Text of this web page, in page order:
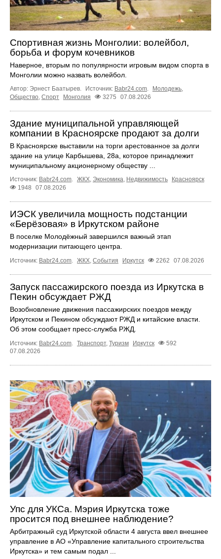
Спортивная жизнь Монголии: волейбол,
борьба и форум кочевников
Наверное, вторым по популярности игровым видом спорта в
Монголии можно назвать волейбол.
Автор: Эрнест Баатырев. Источник: Babr24.com. Молодежь,
Общество, Спорт Монголия 3275 07.08.2026
Здание муниципальной управляющей
компании в Красноярске продают за долги
В Красноярске выставили на торги арестованное за долги
здание на улице Карбышева, 28а, которое принадлежит
муниципальному акционерному обществу ...
Источник: Babr24.com. ЖКХ, Экономика, Недвижимость
Красноярск
1948
07.08.2026
ИЭСК увеличила мощность подстанции
«Берёзовая» в Иркутском районе
В поселке Молодёжный завершился важный этап
модернизации питающего центра.
Источник: Babr24.com. ЖКХ, События Иркутск 2262 07.08.2026
Запуск пассажирского поезда из Иркутска в
Пекин обсуждает РЖД
Возобновление движения пассажирских поездов между
Иркутском и Пекином обсуждают РЖД и китайские власти.
Об этом сообщает пресс‑служба РЖД.
Источник: Babr24.com. Транспорт, Туризм Иркутск
592
07.08.2026
Упс для УКСа. Мэрия Иркутска тоже
просится под внешнее наблюдение?
Арбитражный суд Иркутской области 4 августа ввел внешнее
управление в АО «Управление капитального строительства
Иркутска» и тем самым подал ...